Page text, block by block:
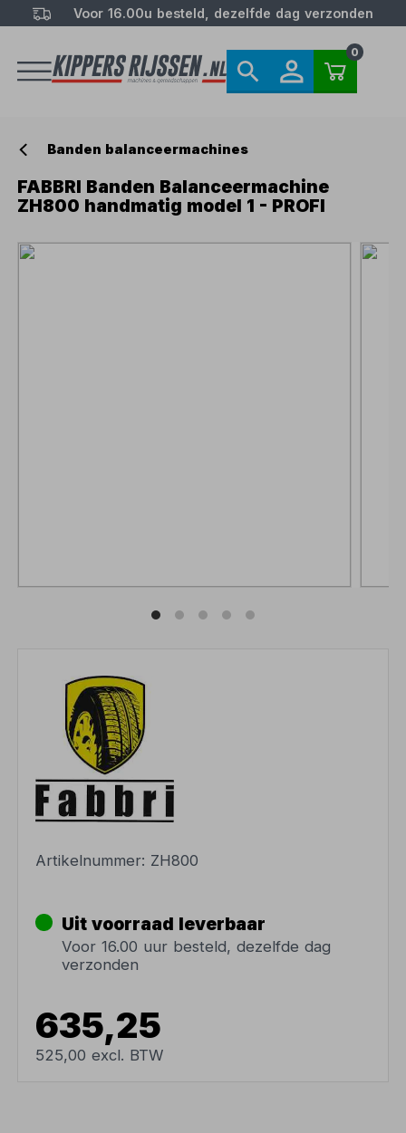
Voor 16.00u besteld, dezelfde dag verzonden
0
Banden balanceermachines
FABBRI Banden Balanceermachine
ZH800 handmatig model 1 - PROFI
Artikelnummer: ZH800
Uit voorraad leverbaar
Voor 16.00 uur besteld, dezelfde dag
verzonden
635,25
525,00 excl. BTW